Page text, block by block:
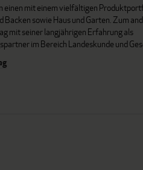
einen mit einem vielfältigen
Backen sowie Haus und Garten. Zum
mit seiner langjährigen Erfahrung als
im Bereich Landeskunde und